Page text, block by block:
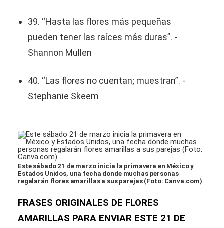
39. “Hasta las flores más pequeñas
pueden tener las raíces más duras”. -
Shannon Mullen
40. “Las flores no cuentan; muestran”. -
Stephanie Skeem
Este sábado 21 de marzo inicia la primavera en México y
Estados Unidos, una fecha donde muchas personas
regalarán flores amarillas a sus parejas (Foto: Canva.com)
FRASES ORIGINALES DE FLORES
AMARILLAS PARA ENVIAR ESTE 21 DE